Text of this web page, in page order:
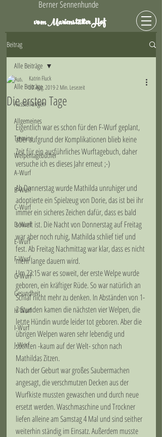
Berner Sennenhunde
vom MarienstätterHof
Beitrag
Alle Beiträge
Ausstellungen
Allgemeines
Termine
Welpentagebücher
A-Wurf
B-Wurf
C-Wurf
D-Wurf
E-Wurf
F-Wurf
G-Wurf
Gesundheit
H-Wurf
I-Wurf
J-Wurf
Alle Beiträge
Die ersten Tage
Katrin Fluck
20. Aug. 20192 Min. Lesezeit
Eigentlich war es schon für den F-Wurf geplant,
aber aufgrund der Komplikationen blieb keine
Zeit für ein ausführliches Wurftagebuch, daher
versuche ich es dieses Jahr erneut ;-)
Ab Donnerstag wurde Mathilda unruhiger und
adoptierte ein Spielzeug von Dorie, das ist bei ihr
immer ein sicheres Zeichen dafür, dass es bald
soweit ist. Die Nacht von Donnerstag auf Freitag
war aber noch ruhig, Mathilda schlief tief und
fest. Ab Freitag Nachmittag war klar, dass es nicht
mehr lange dauern wird.
Um 23:15 war es soweit, der erste Welpe wurde
geboren, ein kräftiger Rüde. So war natürlich an
Schlaf nicht mehr zu denken. In Abständen von 1-
2 Stunden kamen die nächsten vier Welpen, die
letzte Hündin wurde leider tot geboren. Aber die
übrigen Welpen waren sehr lebendig und
suchten -kaum auf der Welt- schon nach
Mathildas Zitzen.
Nach der Geburt war großes Saubermachen
angesagt, die verschmutzen Decken aus der
Wurfkiste mussten gewaschen und durch neue
ersetzt werden. Waschmaschine und Trockner
liefen alleine am Samstag 4 Mal und sind seither
weiterhin ständig im Einsatz. Außerdem musste